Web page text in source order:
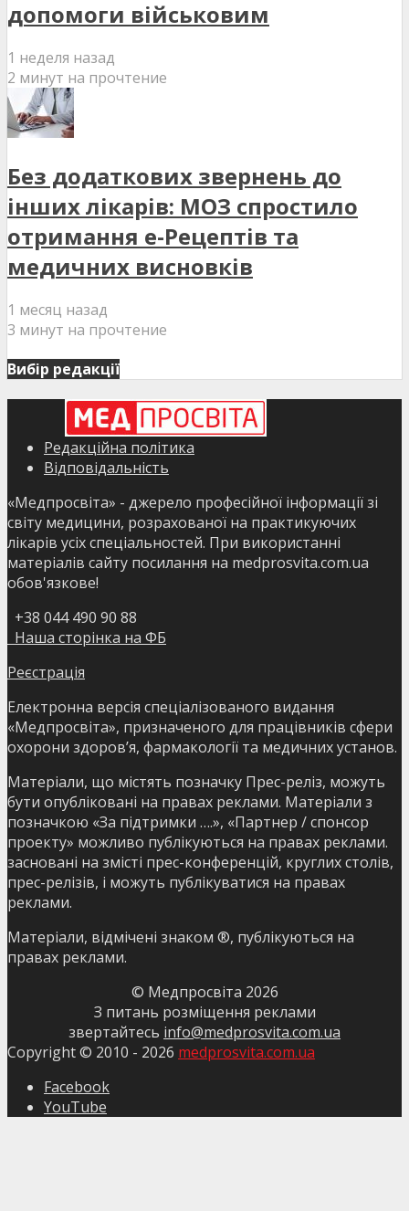
допомоги військовим
1 неделя назад
2 минут на прочтение
Без додаткових звернень до
інших лікарів: МОЗ спростило
отримання е-Рецептів та
медичних висновків
1 месяц назад
3 минут на прочтение
Вибір редакції
Редакційна політика
Відповідальність
«Медпросвіта» - джерело професійної інформації зі
світу медицини, розрахованої на практикуючих
лікарів усіх спеціальностей. При використанні
матеріалів сайту посилання на medprosvita.com.ua
обов'язкове!
+38 044 490 90 88
Наша сторінка на ФБ
Реєстрація
Електронна версія спеціалізованого видання
«Медпросвіта», призначеного для працівників сфери
охорони здоров’я, фармакології та медичних установ.
Матеріали, що містять позначку Прес-реліз, можуть
бути опубліковані на правах реклами. Матеріали з
позначкою «За підтримки ….», «Партнер / спонсор
проекту» можливо публікуються на правах реклами.
засновані на змісті прес-конференцій, круглих столів,
прес-релізів, і можуть публікуватися на правах
реклами.
Матеріали, відмічені знаком ®, публікуються на
правах реклами.
© Медпросвіта 2026
З питань розміщення реклами
звертайтесь info@medprosvita.com.ua
Copyright © 2010 - 2026 medprosvita.com.ua
Facebook
YouTube